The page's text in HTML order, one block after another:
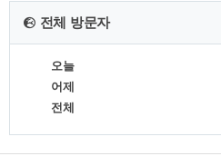
전체 방문자
오늘
어제
전체